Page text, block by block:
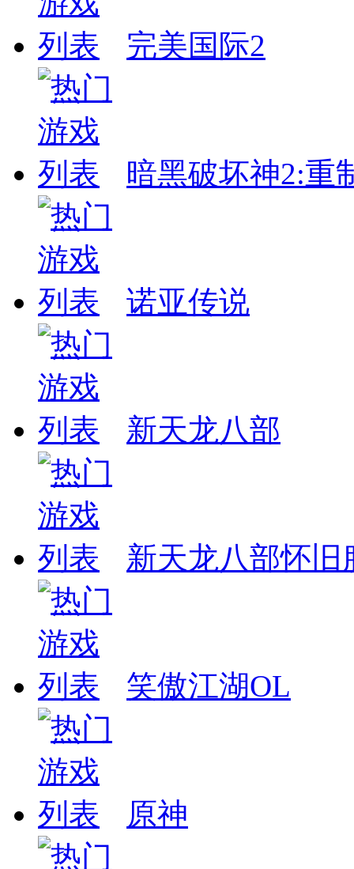
完美国际2
暗黑破坏神2:重
诺亚传说
新天龙八部
新天龙八部怀旧
笑傲江湖OL
原神